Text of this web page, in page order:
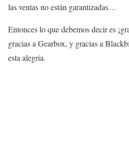
las ventas no están garantizadas…
Entonces lo que debemos decir es
gracias a Gearbox, y gracias a
esta alegría.